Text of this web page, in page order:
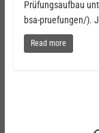
Prüfungsaufbau
bsa-pruefungen/).
Read more